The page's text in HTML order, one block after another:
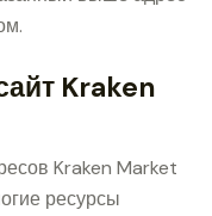
Kraken
Kraken Market
ресурсы